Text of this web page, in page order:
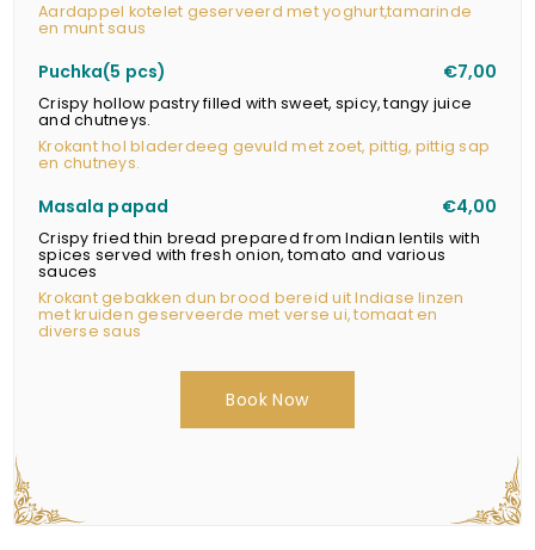
Aardappel kotelet geserveerd met yoghurt,tamarinde
en munt saus
Puchka(5 pcs) €7,00
Crispy hollow pastry filled with sweet, spicy, tangy juice
and chutneys.
Krokant hol bladerdeeg gevuld met zoet, pittig, pittig sap
en chutneys.
Masala papad €4,00
Crispy fried thin bread prepared from Indian lentils with
spices served with fresh onion, tomato and various
sauces
Krokant gebakken dun brood bereid uit Indiase linzen
met kruiden geserveerde met verse ui, tomaat en
diverse saus
Book Now